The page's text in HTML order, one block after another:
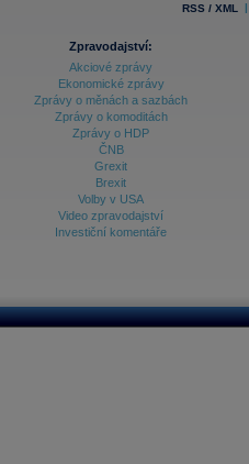
RSS / XML |
Zpravodajství:
Akciové zprávy
Ekonomické zprávy
Zprávy o měnách a sazbách
Zprávy o komoditách
Zprávy o HDP
ČNB
Grexit
Brexit
Volby v USA
Video zpravodajství
Investiční komentáře